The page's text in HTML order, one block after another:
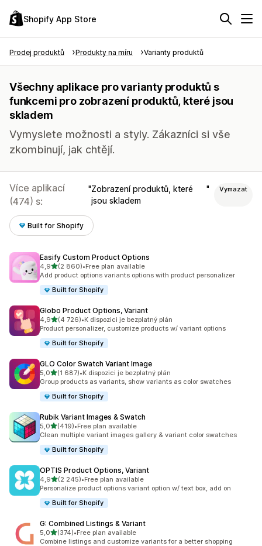
Shopify App Store
Prodej produktů Produkty na míru Varianty produktů
Všechny aplikace pro varianty produktů s
funkcemi pro zobrazení produktů, které jsou
skladem
Vymyslete možnosti a styly. Zákazníci si vše
zkombinují, jak chtějí.
Více aplikací
(474) s:
Zobrazení produktů, které
jsou skladem
Vymazat
Built for Shopify
Easify Custom Product Options
4,9z 5 hvězd
(2 860)
Celkový počet recenzí: 2860
•Free plan available
Add product options variants options with product personalizer
Built for Shopify
Globo Product Options, Variant
4,9z 5 hvězd
(4 726)
Celkový počet recenzí: 4726
•K dispozici je bezplatný plán
Product personalizer, customize products w/ variant options
Built for Shopify
GLO Color Swatch Variant Image
5,0z 5 hvězd
(1 687)
Celkový počet recenzí: 1687
•K dispozici je bezplatný plán
Group products as variants, show variants as color swatches
Built for Shopify
Rubik Variant Images & Swatch
5,0z 5 hvězd
(419)
Celkový počet recenzí: 419
•Free plan available
Clean multiple variant images gallery & variant color swatches
Built for Shopify
OPTIS Product Options, Variant
4,9z 5 hvězd
(2 245)
Celkový počet recenzí: 2245
•Free plan available
Personalize product options variant option w/ text box, add on
Built for Shopify
G: Combined Listings & Variant
5,0z 5 hvězd
(374)
Celkový počet recenzí: 374
•Free plan available
Combine listings and customize variants for a better shopping